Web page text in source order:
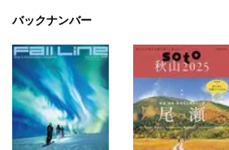
バックナンバー